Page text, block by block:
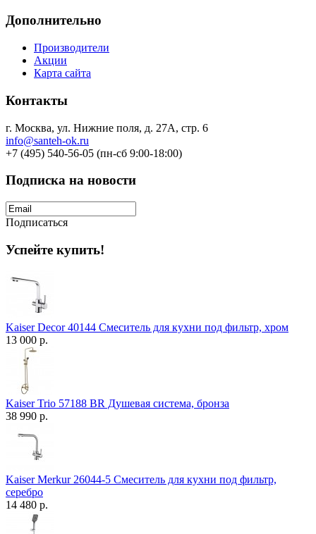
Дополнительно
Производители
Акции
Карта сайта
Контакты
г. Москва, ул. Нижние поля, д. 27А, стр. 6
info@santeh-ok.ru
+7 (495) 540-56-05 (пн-сб 9:00-18:00)
Подписка на новости
Подписаться
Успейте купить!
Kaiser Decor 40144 Смеситель для кухни под фильтр, хром
13 000 р.
Kaiser Trio 57188 BR Душевая система, бронза
38 990 р.
Kaiser Merkur 26044-5 Смеситель для кухни под фильтр,
серебро
14 480 р.